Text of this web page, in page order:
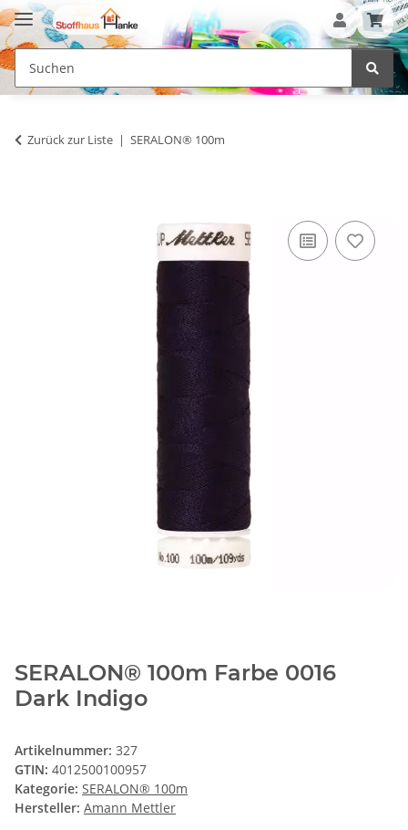
Zurück zur Liste SERALON® 100m
SERALON® 100m Farbe 0016
Dark Indigo
Artikelnummer: 327
GTIN: 4012500100957
Kategorie: SERALON® 100m
Hersteller: Amann Mettler